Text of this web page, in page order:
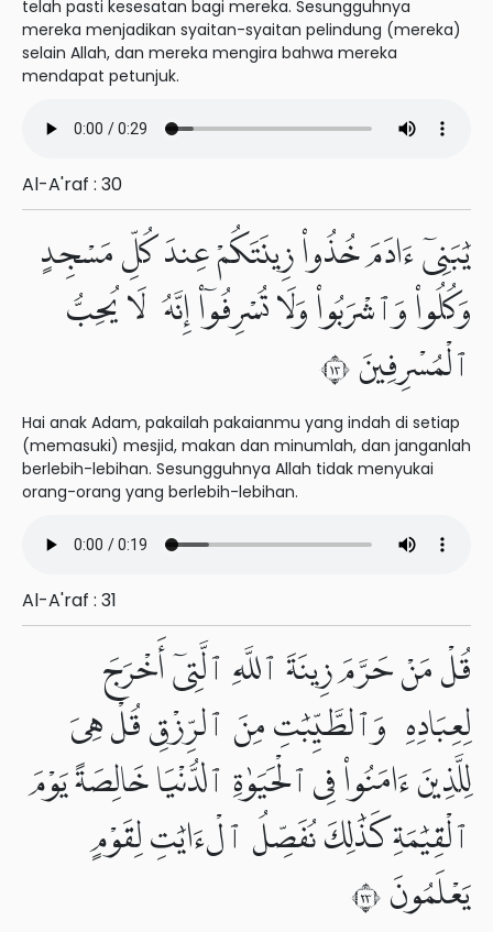
telah pasti kesesatan bagi mereka. Sesungguhnya
mereka menjadikan syaitan-syaitan pelindung (mereka)
selain Allah, dan mereka mengira bahwa mereka
mendapat petunjuk.
Al-A'raf : 30
يَٰبَنِىٓ ءَادَمَ خُذُوا۟ زِينَتَكُمْ عِندَ كُلِّ مَسْجِدٍ
وَكُلُوا۟ وَٱشْرَبُوا۟ وَلَا تُسْرِفُوٓا۟ إِنَّهُۥ لَا يُحِبُّ
ٱلْمُسْرِفِينَ ٣١
Hai anak Adam, pakailah pakaianmu yang indah di setiap
(memasuki) mesjid, makan dan minumlah, dan janganlah
berlebih-lebihan. Sesungguhnya Allah tidak menyukai
orang-orang yang berlebih-lebihan.
Al-A'raf : 31
قُلْ مَنْ حَرَّمَ زِينَةَ ٱللَّهِ ٱلَّتِىٓ أَخْرَجَ
لِعِبَادِهِۦ وَٱلطَّيِّبَٰتِ مِنَ ٱلرِّزْقِ قُلْ هِىَ
لِلَّذِينَ ءَامَنُوا۟ فِى ٱلْحَيَوٰةِ ٱلدُّنْيَا خَالِصَةً يَوْمَ
ٱلْقِيَٰمَةِ كَذَٰلِكَ نُفَصِّلُ ٱلْءَايَٰتِ لِقَوْمٍ
يَعْلَمُونَ ٣٢